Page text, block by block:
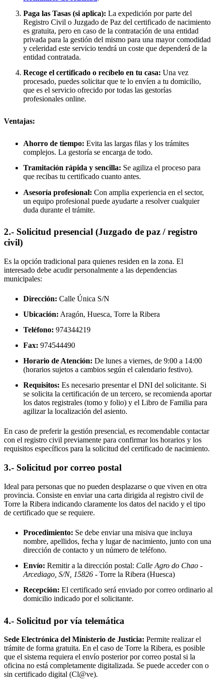
Paga las Tasas (si aplica): La expedición por parte del
Registro Civil o Juzgado de Paz del certificado de nacimiento
es gratuita, pero en caso de la contratación de una entidad
privada para la gestión del mismo para una mayor comodidad
y celeridad este servicio tendrá un coste que dependerá de la
entidad contratada.
Recoge el certificado o recíbelo en tu casa: Una vez
procesado, puedes solicitar que te lo envíen a tu domicilio,
que es el servicio ofrecido por todas las gestorías
profesionales online.
Ventajas:
Ahorro de tiempo: Evita las largas filas y los trámites
complejos. La gestoría se encarga de todo.
Tramitación rápida y sencilla: Se agiliza el proceso para
que recibas tu certificado cuanto antes.
Asesoría profesional: Con amplia experiencia en el sector,
un equipo profesional puede ayudarte a resolver cualquier
duda durante el trámite.
2.- Solicitud presencial (Juzgado de paz / registro
civil)
Es la opción tradicional para quienes residen en la zona. El
interesado debe acudir personalmente a las dependencias
municipales:
Dirección: Calle Única S/N
Ubicación: Aragón, Huesca, Torre la Ribera
Teléfono: 974344219
Fax: 974544490
Horario de Atención: De lunes a viernes, de 9:00 a 14:00
(horarios sujetos a cambios según el calendario festivo).
Requisitos: Es necesario presentar el DNI del solicitante. Si
se solicita la certificación de un tercero, se recomienda aportar
los datos registrales (tomo y folio) y el Libro de Familia para
agilizar la localización del asiento.
En caso de preferir la gestión presencial, es recomendable contactar
con el registro civil previamente para confirmar los horarios y los
requisitos específicos para la solicitud del certificado de nacimiento.
3.- Solicitud por correo postal
Ideal para personas que no pueden desplazarse o que viven en otra
provincia. Consiste en enviar una carta dirigida al registro civil de
Torre la Ribera indicando claramente los datos del nacido y el tipo
de certificado que se requiere.
Procedimiento: Se debe enviar una misiva que incluya
nombre, apellidos, fecha y lugar de nacimiento, junto con una
dirección de contacto y un número de teléfono.
Envío: Remitir a la dirección postal: Calle Agro do Chao -
Arcediago, S/N, 15826 - Torre la Ribera (Huesca)
Recepción: El certificado será enviado por correo ordinario al
domicilio indicado por el solicitante.
4.- Solicitud por vía telemática
Sede Electrónica del Ministerio de Justicia: Permite realizar el
trámite de forma gratuita. En el caso de Torre la Ribera, es posible
que el sistema requiera el envío posterior por correo postal si la
oficina no está completamente digitalizada. Se puede acceder con o
sin certificado digital (Cl@ve).